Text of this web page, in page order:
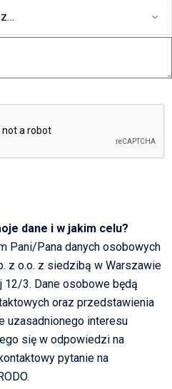
dane i w jakim celu?
Pani/Pana danych osobowych
z o.o. z siedzibą w Warszawie
12/3. Dane osobowe będą
oraz przedstawienia
uzasadnionego interesu
się w odpowiedzi na
pytanie na